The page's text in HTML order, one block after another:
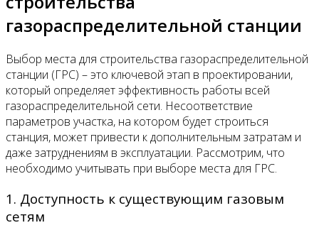
газораспределительной станции
Выбор места для строительства газораспределительной
станции (ГРС) – это ключевой этап в проектировании,
который определяет эффективность работы всей
газораспределительной сети. Несоответствие
параметров участка, на котором будет строиться
станция, может привести к дополнительным затратам и
даже затруднениям в эксплуатации. Рассмотрим, что
необходимо учитывать при выборе места для ГРС.
1. Доступность к существующим газовым
сетям